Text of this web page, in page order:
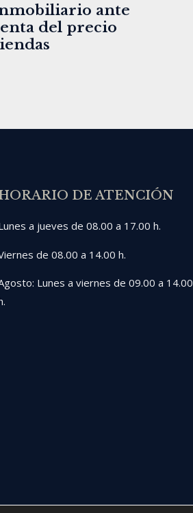
ante
del precio
DE ATENCIÓN
a jueves de 08.00 a 17.00 h.
de 08.00 a 14.00 h.
Lunes a viernes de 09.00 a 14.00